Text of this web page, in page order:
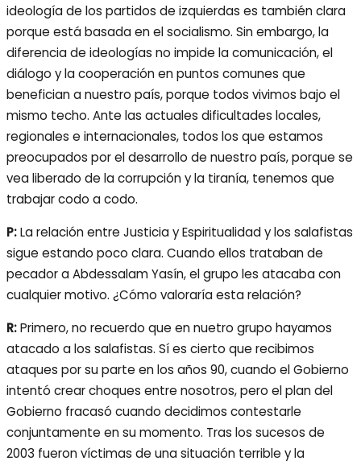
ideología de los partidos de izquierdas es también clara
porque está basada en el socialismo. Sin embargo, la
diferencia de ideologías no impide la comunicación, el
diálogo y la cooperación en puntos comunes que
benefician a nuestro país, porque todos vivimos bajo el
mismo techo. Ante las actuales dificultades locales,
regionales e internacionales, todos los que estamos
preocupados por el desarrollo de nuestro país, porque se
vea liberado de la corrupción y la tiranía, tenemos que
trabajar codo a codo.
P:La relación entre Justicia y Espiritualidad y los salafistas
sigue estando poco clara. Cuando ellos trataban de
pecador a Abdessalam Yasín, el grupo les atacaba con
cualquier motivo. ¿Cómo valoraría esta relación?
R:Primero, no recuerdo que en nuetro grupo hayamos
atacado a los salafistas. Sí es cierto que recibimos
ataques por su parte en los años 90, cuando el Gobierno
intentó crear choques entre nosotros, pero el plan del
Gobierno fracasó cuando decidimos contestarle
conjuntamente en su momento. Tras los sucesos de
2003 fueron víctimas de una situación terrible y la